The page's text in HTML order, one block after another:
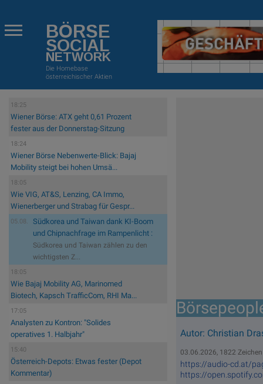
BÖRSE
SOCIAL
NETWORK
Die Homebase
österreichischer Aktien
18:25
Wiener Börse: ATX geht 0,61 Prozent
fester aus der Donnerstag-Sitzung
18:24
Wiener Börse Nebenwerte-Blick: Bajaj
Mobility steigt bei hohen Umsä...
18:05
Wie VIG, AT&S, Lenzing, CA Immo,
Wienerberger und Strabag für Gespr...
05.08.
Südkorea und Taiwan dank KI-Boom
und Chipnachfrage im Rampenlicht :
Südkorea und Taiwan zählen zu den
wichtigsten Z...
18:05
Wie Bajaj Mobility AG, Marinomed
Biotech, Kapsch TrafficCom, RHI Ma...
17:05
Analysten zu Kontron: "Solides
operatives 1. Halbjahr"
15:40
Österreich-Depots: Etwas fester (Depot
Kommentar)
Autor: Christian
03.06.2026, 1822 Zeichen
https://audio-cd.at/
https://